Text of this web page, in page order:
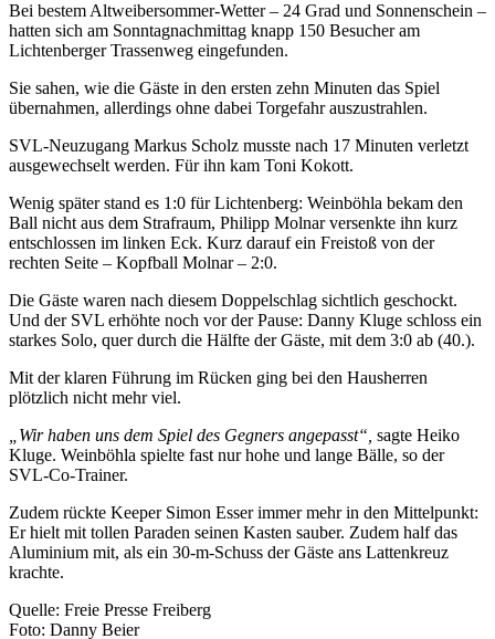
Bei bestem Altweibersommer-Wetter – 24 Grad und Sonnenschein –
hatten sich am Sonntagnachmittag knapp 150 Besucher am
Lichtenberger Trassenweg eingefunden.
Sie sahen, wie die Gäste in den ersten zehn Minuten das Spiel
übernahmen, allerdings ohne dabei Torgefahr auszustrahlen.
SVL-Neuzugang Markus Scholz musste nach 17 Minuten verletzt
ausgewechselt werden. Für ihn kam Toni Kokott.
Wenig später stand es 1:0 für Lichtenberg: Weinböhla bekam den
Ball nicht aus dem Strafraum, Philipp Molnar versenkte ihn kurz
entschlossen im linken Eck. Kurz darauf ein Freistoß von der
rechten Seite – Kopfball Molnar – 2:0.
Die Gäste waren nach diesem Doppelschlag sichtlich geschockt.
Und der SVL erhöhte noch vor der Pause: Danny Kluge schloss ein
starkes Solo, quer durch die Hälfte der Gäste, mit dem 3:0 ab (40.).
Mit der klaren Führung im Rücken ging bei den Hausherren
plötzlich nicht mehr viel.
„Wir haben uns dem Spiel des Gegners angepasst“, sagte Heiko
Kluge. Weinböhla spielte fast nur hohe und lange Bälle, so der
SVL-Co-Trainer.
Zudem rückte Keeper Simon Esser immer mehr in den Mittelpunkt:
Er hielt mit tollen Paraden seinen Kasten sauber. Zudem half das
Aluminium mit, als ein 30-m-Schuss der Gäste ans Lattenkreuz
krachte.
Quelle: Freie Presse Freiberg
Foto: Danny Beier